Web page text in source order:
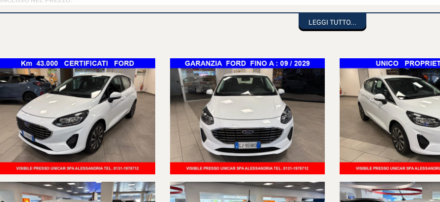
UFFICIALE FORD ITALIA (NO IMPORTAZIONE)
APPARTENUTA AD UN UNICO PROPRIETARIO, CON KM CERTIFICATI E GARANTITI
TAGLIANDO DI MANUTENZIONE ESEGUITO PRESSO NOSTRA OFFICINA UFFICIALE FORD , RICEVUTA E ATTESTATO SERVICE DIMOSTRABILI.
MOTORE: 1.100 BENZINA 75cv. EURO 6d
CAMBIO:MANUALE 5 RAPPORTI
ALLESTIMENTO: TITANIUM
-CLIMATIZZATORE AUTOMATICO
LEGGI TUTTO...
Cookie di marketing